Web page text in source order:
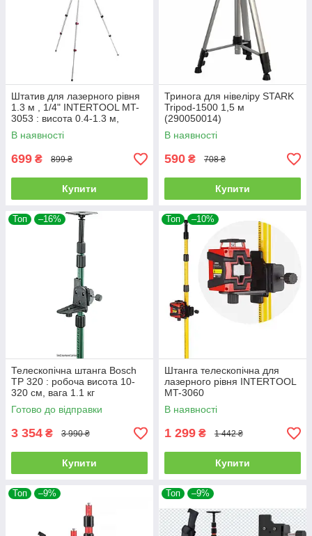
Штатив для лазерного рівня
1.3 м , 1/4" INTERTOOL MT-
3053 : висота 0.4-1.3 м,
різьба 1/4", алюмінієвий
В наявності
699 ₴ 899 ₴
Купити
Тринога для нівеліру STARK
Tripod-1500 1,5 м
(290050014)
В наявності
590 ₴ 708 ₴
Купити
Топ –16%
Телескопічна штанга Bosch
TP 320 : робоча висота 10-
320 см, вага 1.1 кг
(0603693101)
Готово до відправки
3 354 ₴ 3 990 ₴
Купити
Топ –10%
Штанга телескопічна для
лазерного рівня INTERTOOL
MT-3060
В наявності
1 299 ₴ 1 442 ₴
Купити
Топ –9% Топ –9%